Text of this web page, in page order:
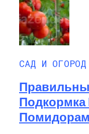
САД И ОГОРОД
Подкормка